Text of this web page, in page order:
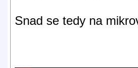
Snad se tedy na